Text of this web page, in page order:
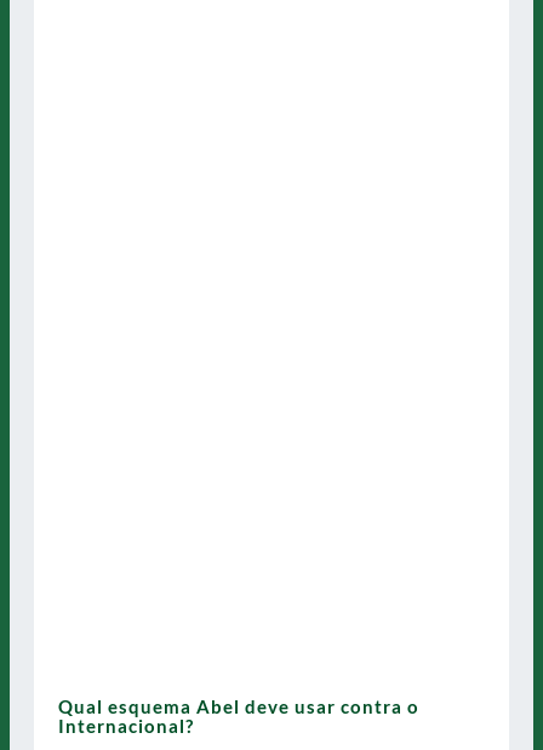
Qual esquema Abel deve usar contra o
Internacional?